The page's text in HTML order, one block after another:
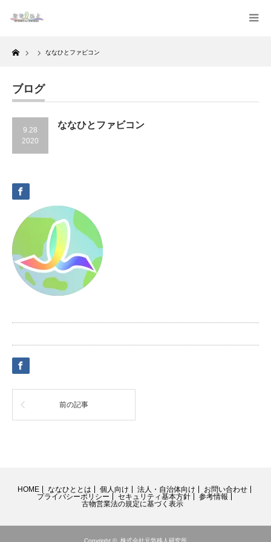
Home
ななひとファビコン
ブログ
9.28
2020
ななひとファビコン
前の記事
HOME ななひととは 個人向け 法人・自治体向け
お問い合わせ
プライバシーポリシー
セキュリティ基本方針
参考情報
古物営業法の規定に基づく表示
Copyright © 株式会社元気移人研究所